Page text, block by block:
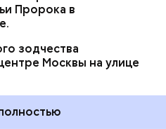
Пророка в
зодчества
Москвы на улице